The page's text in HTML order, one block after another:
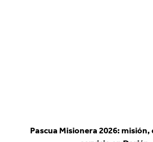
Pascua Misionera 2026:
Pascua Misionera 2026: